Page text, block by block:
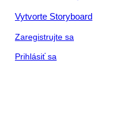
Vytvorte Storyboard
Zaregistrujte sa
Prihlásiť sa